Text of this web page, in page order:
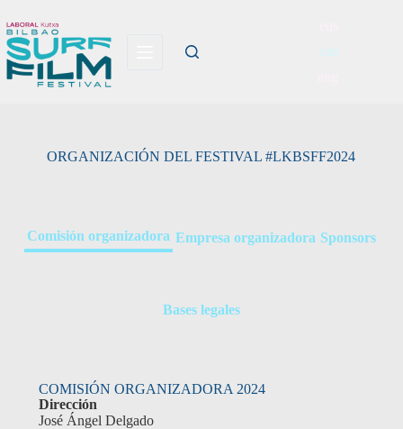
cas
ORGANIZACIÓN DEL FESTIVAL #LKBSFF2024
Comisión organizadora Empresa organizadora Sponsors
Bases legales
COMISIÓN ORGANIZADORA 2024
Dirección
José Ángel Delgado